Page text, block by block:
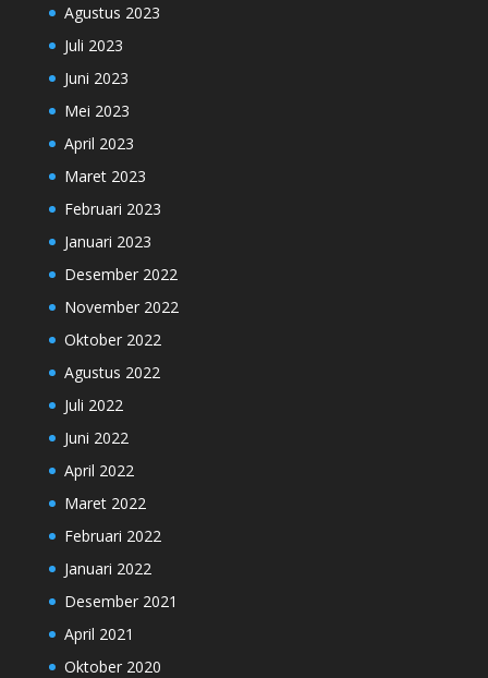
Agustus 2023
Juli 2023
Juni 2023
Mei 2023
April 2023
Maret 2023
Februari 2023
Januari 2023
Desember 2022
November 2022
Oktober 2022
Agustus 2022
Juli 2022
Juni 2022
April 2022
Maret 2022
Februari 2022
Januari 2022
Desember 2021
April 2021
Oktober 2020